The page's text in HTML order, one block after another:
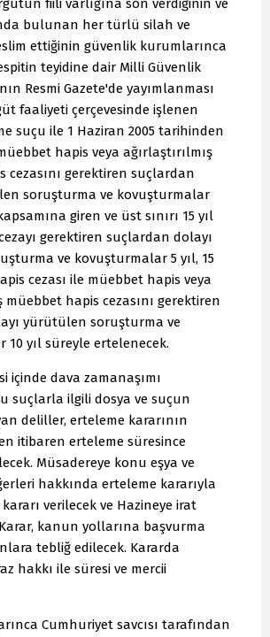
fiili varlığına son verdiğinin ve
bulunan her türlü silah ve
ettiğinin güvenlik kurumlarınca
teyidine dair Milli Güvenlik
Resmi Gazete'de yayımlanması
faaliyeti çerçevesinde işlenen
suçu ile 1 Haziran 2005 tarihinden
hapis veya ağırlaştırılmış
cezasını gerektiren suçlardan
soruşturma ve kovuşturmalar
giren ve üst sınırı 15 yıl
gerektiren suçlardan dolayı
ve kovuşturmalar 5 yıl, 15
cezası ile müebbet hapis veya
müebbet hapis cezasını gerektiren
yürütülen soruşturma ve
yıl süreyle ertelenecek.
içinde dava zamanaşımı
suçlarla ilgili dosya ve suçun
deliller, erteleme kararının
itibaren erteleme süresince
Müsadereye konu eşya ve
hakkında erteleme kararıyla
verilecek ve Hazineye irat
kanun yollarına başvurma
tebliğ edilecek. Kararda
hakkı ile süresi ve mercii
Cumhuriyet savcısı tarafından